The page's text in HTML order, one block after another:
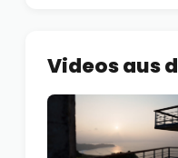
Videos aus